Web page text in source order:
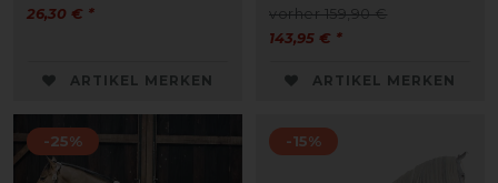
26,30 € *
ARTIKEL MERKEN
vorher 159,90 €
143,95 € *
ARTIKEL MERKEN
-25% -15%